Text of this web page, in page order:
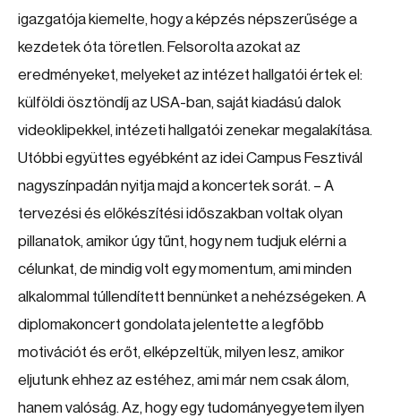
igazgatója kiemelte, hogy a képzés népszerűsége a
kezdetek óta töretlen. Felsorolta azokat az
eredményeket, melyeket az intézet hallgatói értek el:
külföldi ösztöndíj az USA-ban, saját kiadású dalok
videoklipekkel, intézeti hallgatói zenekar megalakítása.
Utóbbi együttes egyébként az idei Campus Fesztivál
nagyszínpadán nyitja majd a koncertek sorát. – A
tervezési és előkészítési időszakban voltak olyan
pillanatok, amikor úgy tűnt, hogy nem tudjuk elérni a
célunkat, de mindig volt egy momentum, ami minden
alkalommal túllendített bennünket a nehézségeken. A
diplomakoncert gondolata jelentette a legfőbb
motivációt és erőt, elképzeltük, milyen lesz, amikor
eljutunk ehhez az estéhez, ami már nem csak álom,
hanem valóság. Az, hogy egy tudományegyetem ilyen